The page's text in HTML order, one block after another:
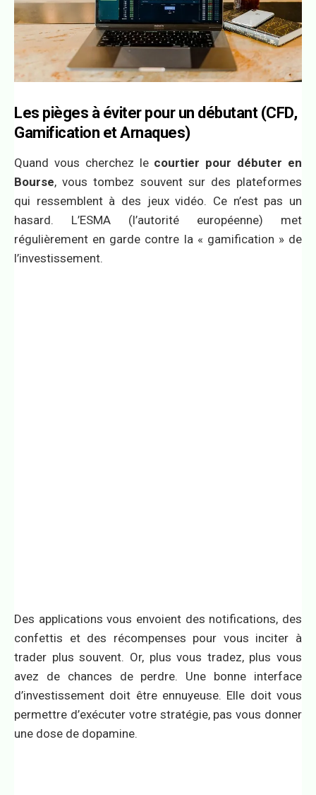
Les pièges à éviter pour un débutant (CFD,
Gamification et Arnaques)
Quand vous cherchez le courtier pour débuter en
Bourse, vous tombez souvent sur des plateformes
qui ressemblent à des jeux vidéo. Ce n’est pas un
hasard. L’ESMA (l’autorité européenne) met
régulièrement en garde contre la « gamification » de
l’investissement.
Des applications vous envoient des notifications, des
confettis et des récompenses pour vous inciter à
trader plus souvent. Or, plus vous tradez, plus vous
avez de chances de perdre. Une bonne interface
d’investissement doit être ennuyeuse. Elle doit vous
permettre d’exécuter votre stratégie, pas vous donner
une dose de dopamine.